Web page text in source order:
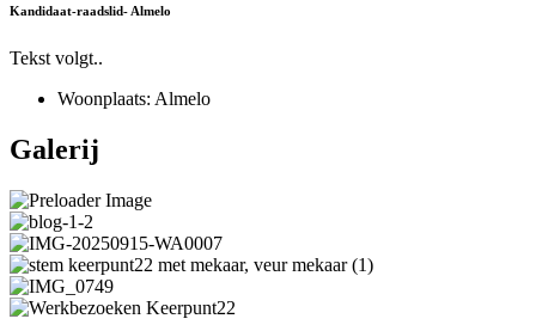
Kandidaat-raadslid- Almelo
Tekst volgt..
Woonplaats: Almelo
Galerij